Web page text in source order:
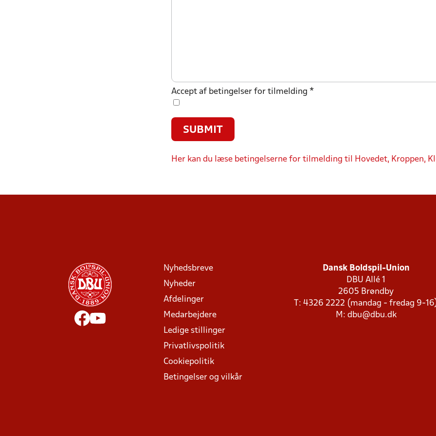
Accept af betingelser for tilmelding *
Her kan du læse betingelserne for tilmelding til Hovedet, Kroppen,
Nyhedsbreve
Nyheder
Afdelinger
Medarbejdere
Ledige stillinger
Privatlivspolitik
Cookiepolitik
Betingelser og vilkår
Dansk Boldspil-Union
DBU Allé 1
2605 Brøndby
T: 4326 2222 (mandag - fredag 9-
M: dbu@dbu.dk